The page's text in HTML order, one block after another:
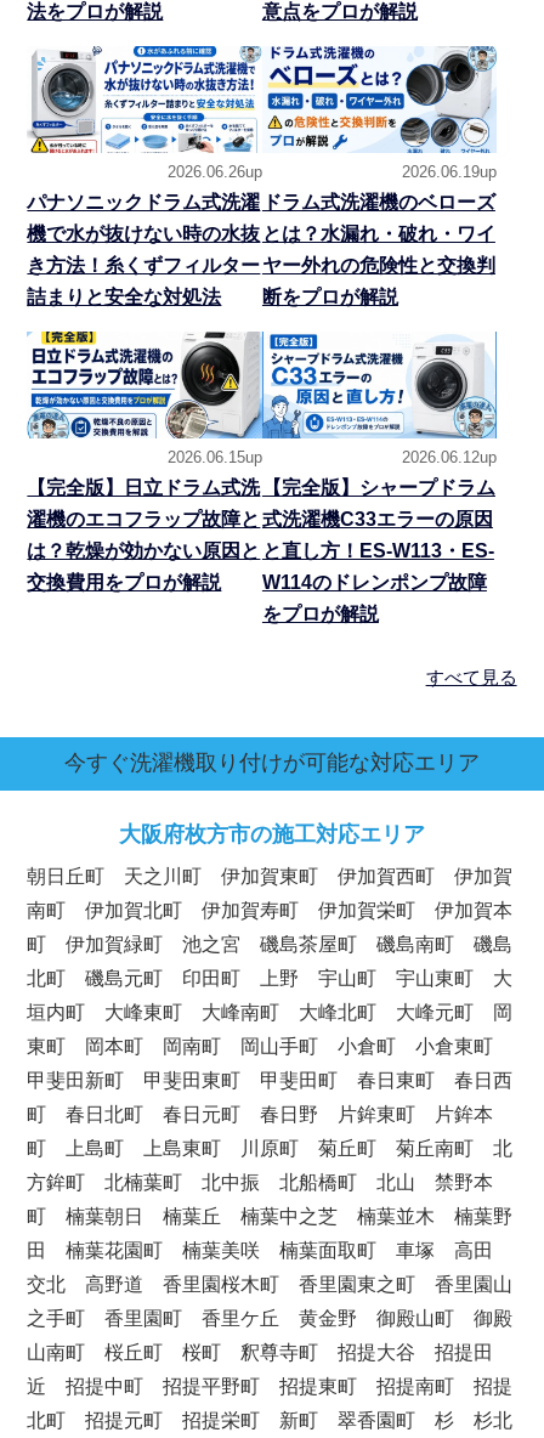
法をプロが解説
意点をプロが解説
2026.06.26up
パナソニックドラム式洗濯
機で水が抜けない時の水抜
き方法！糸くずフィルター
詰まりと安全な対処法
2026.06.19up
ドラム式洗濯機のベローズ
とは？水漏れ・破れ・ワイ
ヤー外れの危険性と交換判
断をプロが解説
2026.06.15up
【完全版】日立ドラム式洗
濯機のエコフラップ故障と
は？乾燥が効かない原因と
交換費用をプロが解説
2026.06.12up
【完全版】シャープドラム
式洗濯機C33エラーの原因
と直し方！ES-W113・ES-
W114のドレンポンプ故障
をプロが解説
すべて見る
今すぐ洗濯機取り付けが可能な対応エリア
大阪府枚方市の施工対応エリア
朝日丘町 天之川町 伊加賀東町 伊加賀西町 伊加賀
南町 伊加賀北町 伊加賀寿町 伊加賀栄町 伊加賀本
町 伊加賀緑町 池之宮 磯島茶屋町 磯島南町 磯島
北町 磯島元町 印田町 上野 宇山町 宇山東町 大
垣内町 大峰東町 大峰南町 大峰北町 大峰元町 岡
東町 岡本町 岡南町 岡山手町 小倉町 小倉東町
甲斐田新町 甲斐田東町 甲斐田町 春日東町 春日西
町 春日北町 春日元町 春日野 片鉾東町 片鉾本
町 上島町 上島東町 川原町 菊丘町 菊丘南町 北
方鉾町 北楠葉町 北中振 北船橋町 北山 禁野本
町 楠葉朝日 楠葉丘 楠葉中之芝 楠葉並木 楠葉野
田 楠葉花園町 楠葉美咲 楠葉面取町 車塚 高田
交北 高野道 香里園桜木町 香里園東之町 香里園山
之手町 香里園町 香里ケ丘 黄金野 御殿山町 御殿
山南町 桜丘町 桜町 釈尊寺町 招提大谷 招提田
近 招提中町 招提平野町 招提東町 招提南町 招提
北町 招提元町 招提栄町 新町 翠香園町 杉 杉北